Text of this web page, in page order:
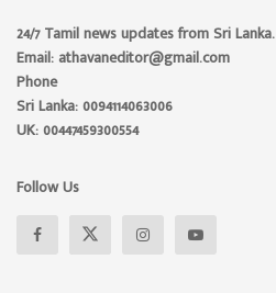
24/7 Tamil news updates from Sri Lanka.
Email: athavaneditor@gmail.com
Phone
Sri Lanka: 0094114063006
UK: 00447459300554
Follow Us